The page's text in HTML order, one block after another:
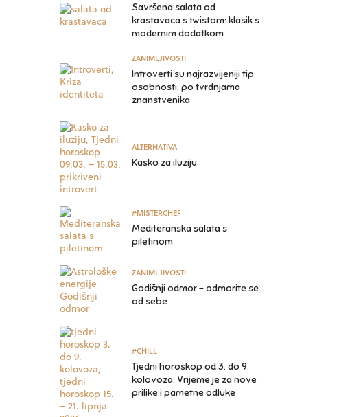
Savršena salata od
krastavaca s twistom: klasik s
modernim dodatkom
ZANIMLJIVOSTI
Introverti su najrazvijeniji tip
osobnosti, po tvrdnjama
znanstvenika
ALTERNATIVA
Kasko za iluziju
#MISTERCHEF
Mediteranska salata s
piletinom
ZANIMLJIVOSTI
Godišnji odmor – odmorite se
od sebe
#CHILL
Tjedni horoskop od 3. do 9.
kolovoza: Vrijeme je za nove
prilike i pametne odluke